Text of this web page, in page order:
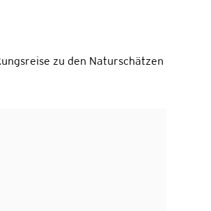
zu den Naturschätzen